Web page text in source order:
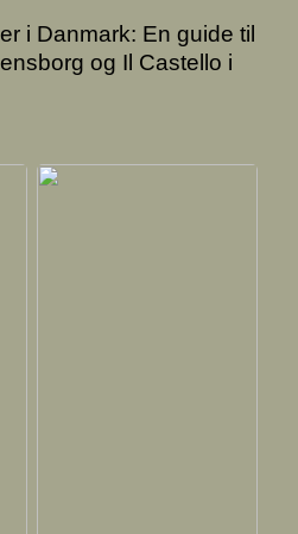
i Danmark: En guide til
og Il Castello i